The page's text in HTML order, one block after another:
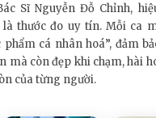
Sĩ Nguyễn Đỗ Chỉnh,
thước đo uy tín. Mỗi ca
cá nhân hoá”, đảm
mà còn đẹp khi chạm, hài
của từng người.